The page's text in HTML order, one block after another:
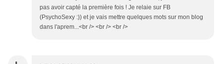
pas avoir capté la première fois ! Je relaie sur FB
(PsychoSexy :)) et je vais mettre quelques mots sur mon blog
dans l'aprem...<br /> <br /> <br />